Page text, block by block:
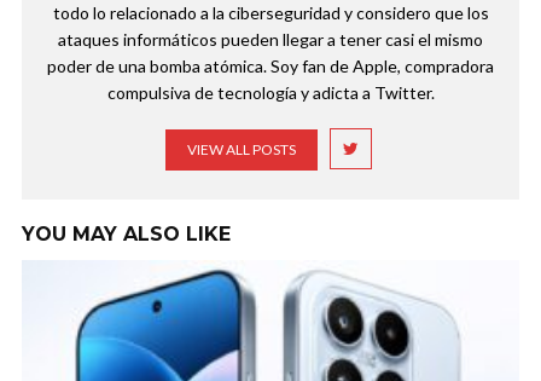
todo lo relacionado a la ciberseguridad y considero que los
ataques informáticos pueden llegar a tener casi el mismo
poder de una bomba atómica. Soy fan de Apple, compradora
compulsiva de tecnología y adicta a Twitter.
VIEW ALL POSTS
YOU MAY ALSO LIKE